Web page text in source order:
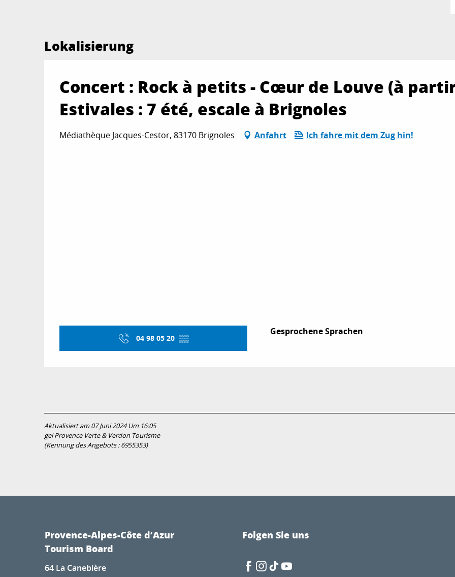
Lokalisierung
Concert : Rock à petits - Cœur de Louve (à
Estivales : 7 été, escale à Brignoles
Médiathèque Jacques-Cestor, 83170 Brignoles Anfahrt Ich fahre mit dem Zug hin!
04 98 05 20 ▒▒
Gesprochene Sprachen
Gesprochene Sprachen
Aktualisiert am 07 Juni 2024 Um 16:05
gei Provence Verte & Verdon Tourisme
(Kennung des Angebots :6955353)
Provence-Alpes-Côte d’Azur
Tourism Board
64 La Canebière
Folgen Sie uns